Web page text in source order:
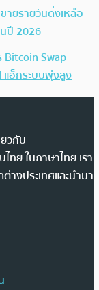
ายรายวันดิ่งเหลือ
ปี 2026
Bitcoin Swap
แฮ็กระบบพุ่งสูง
วกับ
ทย ในภาษาไทย เรา
างประเทศและนำมา